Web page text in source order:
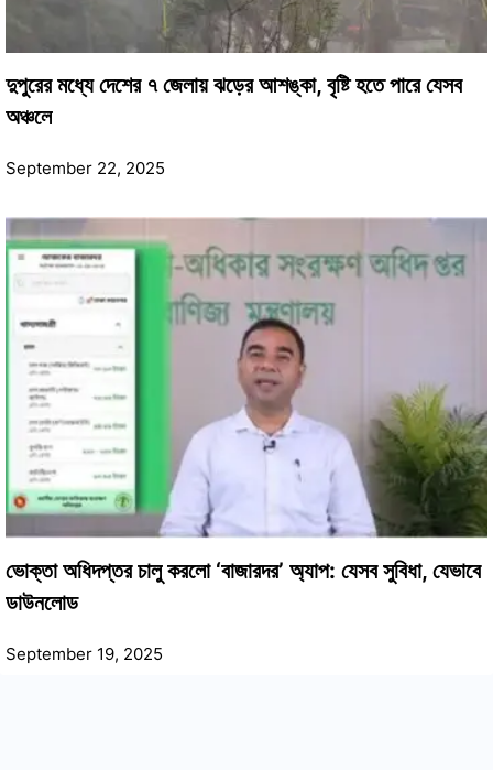
দুপুরের মধ্যে দেশের ৭ জেলায় ঝড়ের আশঙ্কা, বৃষ্টি হতে পারে যেসব
অঞ্চলে
September 22, 2025
ভোক্তা অধিদপ্তর চালু করলো ‘বাজারদর’ অ্যাপ: যেসব সুবিধা, যেভাবে
ডাউনলোড
September 19, 2025